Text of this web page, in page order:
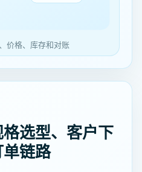
价格、库存和对账
选型、客户下
链路